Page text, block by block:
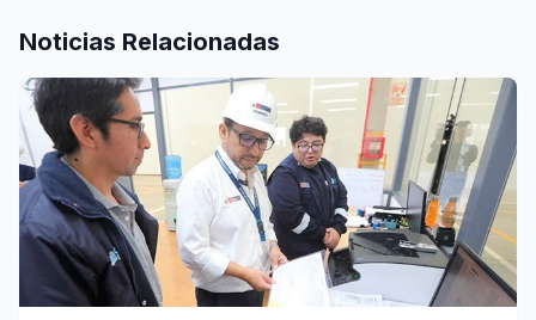
Noticias Relacionadas